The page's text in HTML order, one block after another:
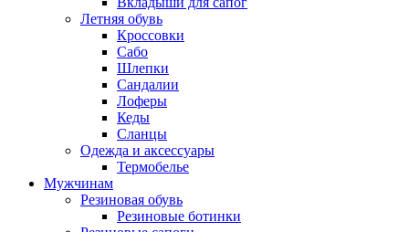
Летняя обувь
Кроссовки
Сабо
Шлепки
Сандалии
Лоферы
Кеды
Сланцы
Одежда и аксессуары
Термобелье
Мужчинам
Резиновая обувь
Резиновые ботинки